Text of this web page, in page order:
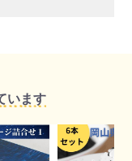
います